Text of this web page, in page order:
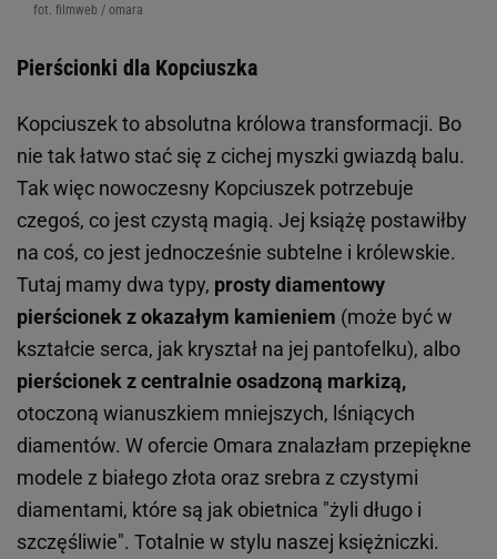
fot. filmweb / omara
Pierścionki dla Kopciuszka
Kopciuszek to absolutna królowa transformacji. Bo
nie tak łatwo stać się z cichej myszki gwiazdą balu.
Tak więc nowoczesny Kopciuszek potrzebuje
czegoś, co jest czystą magią. Jej książę postawiłby
na coś, co jest jednocześnie subtelne i królewskie.
Tutaj mamy dwa typy, prosty diamentowy
pierścionek z okazałym kamieniem (może być w
kształcie serca, jak kryształ na jej pantofelku), albo
pierścionek z centralnie osadzoną markizą,
otoczoną wianuszkiem mniejszych, lśniących
diamentów. W ofercie Omara znalazłam przepiękne
modele z białego złota oraz srebra z czystymi
diamentami, które są jak obietnica "żyli długo i
szczęśliwie". Totalnie w stylu naszej księżniczki.